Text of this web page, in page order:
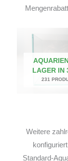
LAGER IN
231
Weitere
Standard-